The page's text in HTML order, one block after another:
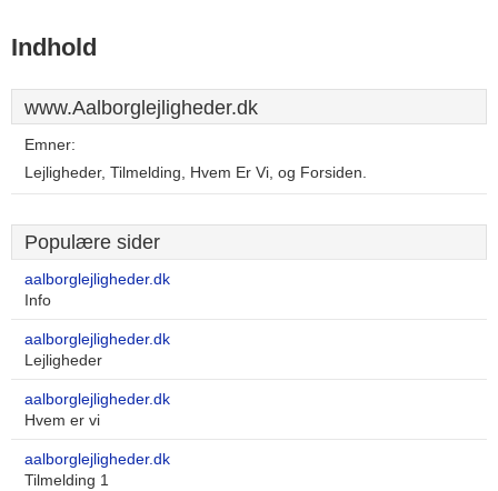
Indhold
www.Aalborglejligheder.dk
Emner:
Lejligheder, Tilmelding, Hvem Er Vi, og Forsiden.
Populære sider
aalborglejligheder.dk
Info
aalborglejligheder.dk
Lejligheder
aalborglejligheder.dk
Hvem er vi
aalborglejligheder.dk
Tilmelding 1